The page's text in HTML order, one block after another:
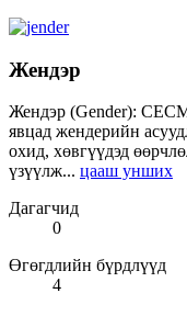
Жендэр
Жендэр (Gender):
явцад жендерийн
охид, хөвгүүдэд
үзүүлж... цааш унших
Дагагчид
0
Өгөгдлийн бүрдлүүд
4